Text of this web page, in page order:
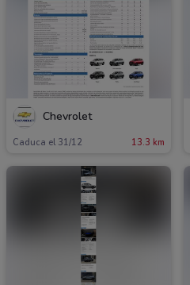
Chevrolet
Caduca el 31/12 13.3 km